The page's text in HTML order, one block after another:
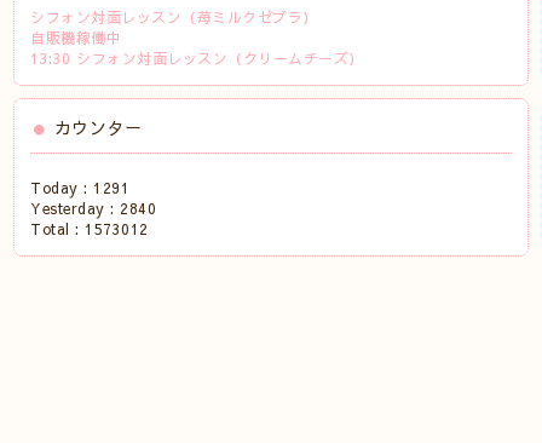
シフォン対面レッスン（苺ミルクゼブラ）
自販機稼働中
13:30 シフォン対面レッスン（クリームチーズ）
カウンター
Today : 1291
Yesterday : 2840
Total : 1573012